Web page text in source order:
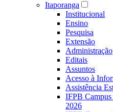
Itaporanga
Institucional
Ensino
Pesquisa
Extensão
Administração
Editais
Assuntos
Acesso à
Assistência
IFPB
2026